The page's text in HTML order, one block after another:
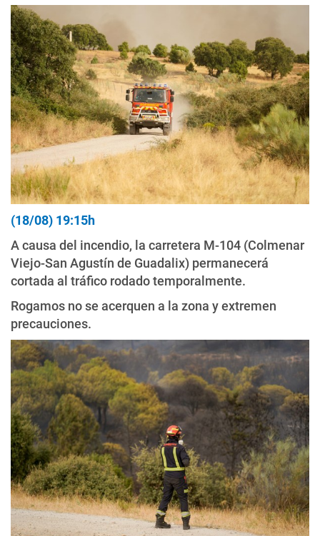
(18/08) 19:15h
A causa del incendio, la carretera M-104 (Colmenar
Viejo-San Agustín de Guadalix) permanecerá
cortada al tráfico rodado temporalmente.
Rogamos no se acerquen a la zona y extremen
precauciones.